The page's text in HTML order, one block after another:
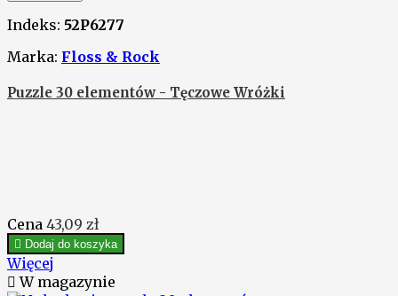
Indeks: 52P6277
Marka: Floss & Rock
Puzzle 30 elementów - Tęczowe Wróżki
Cena 43,09 zł
 Dodaj do koszyka
Więcej
 W magazynie